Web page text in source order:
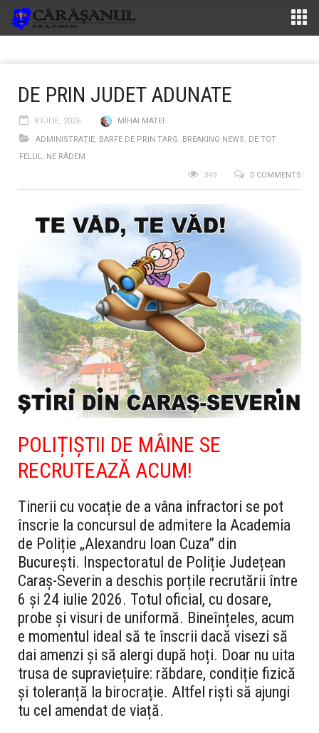
DE PRIN JUDET ADUNATE
8 IULIE, 2026
MIHAI MATEI
ADMINISTRAŢIE, BARFE DE PRIN TARG, BREAKING NEWS, DE TOT
FELUL, NE RÂDEM
0 COMMENTS
349
POLIȚIȘTII DE MÂINE SE
RECRUTEAZĂ ACUM!
Tinerii cu vocație de a vâna infractori se pot
înscrie la concursul de admitere la Academia
de Poliție „Alexandru Ioan Cuza” din
București. Inspectoratul de Poliție Județean
Caraș-Severin a deschis porțile recrutării între
6 și 24 iulie 2026. Totul oficial, cu dosare,
probe și visuri de uniformă. Bineînțeles, acum
e momentul ideal să te înscrii dacă visezi să
dai amenzi și să alergi după hoți. Doar nu uita
trusa de supraviețuire: răbdare, condiție fizică
și toleranță la birocrație. Altfel riști să ajungi
tu cel amendat de viață.